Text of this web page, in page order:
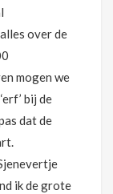
over de
mogen we
bij de
dat de
ik de grote